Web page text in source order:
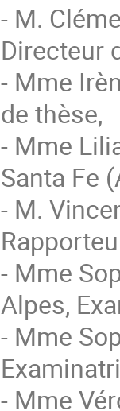
- M.
Directeur
- Mme
de thèse,
- Mme
Santa Fe
- M.
- Mme
Alpes,
- Mme
- Mme